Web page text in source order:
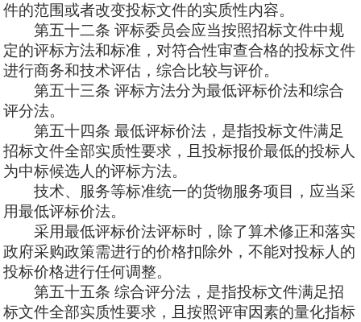
件的范围或者改变投标文件的实质性内容。
第五十二条 评标委员会应当按照招标文件中规
定的评标方法和标准，对符合性审查合格的投标文件
进行商务和技术评估，综合比较与评价。
第五十三条 评标方法分为最低评标价法和综合
评分法。
第五十四条 最低评标价法，是指投标文件满足
招标文件全部实质性要求，且投标报价最低的投标人
为中标候选人的评标方法。
技术、服务等标准统一的货物服务项目，应当采
用最低评标价法。
采用最低评标价法评标时，除了算术修正和落实
政府采购政策需进行的价格扣除外，不能对投标人的
投标价格进行任何调整。
第五十五条 综合评分法，是指投标文件满足招
标文件全部实质性要求，且按照评审因素的量化指标